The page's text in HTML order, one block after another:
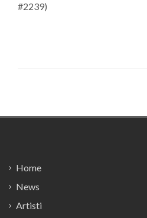
#2239)
Home
News
Artisti